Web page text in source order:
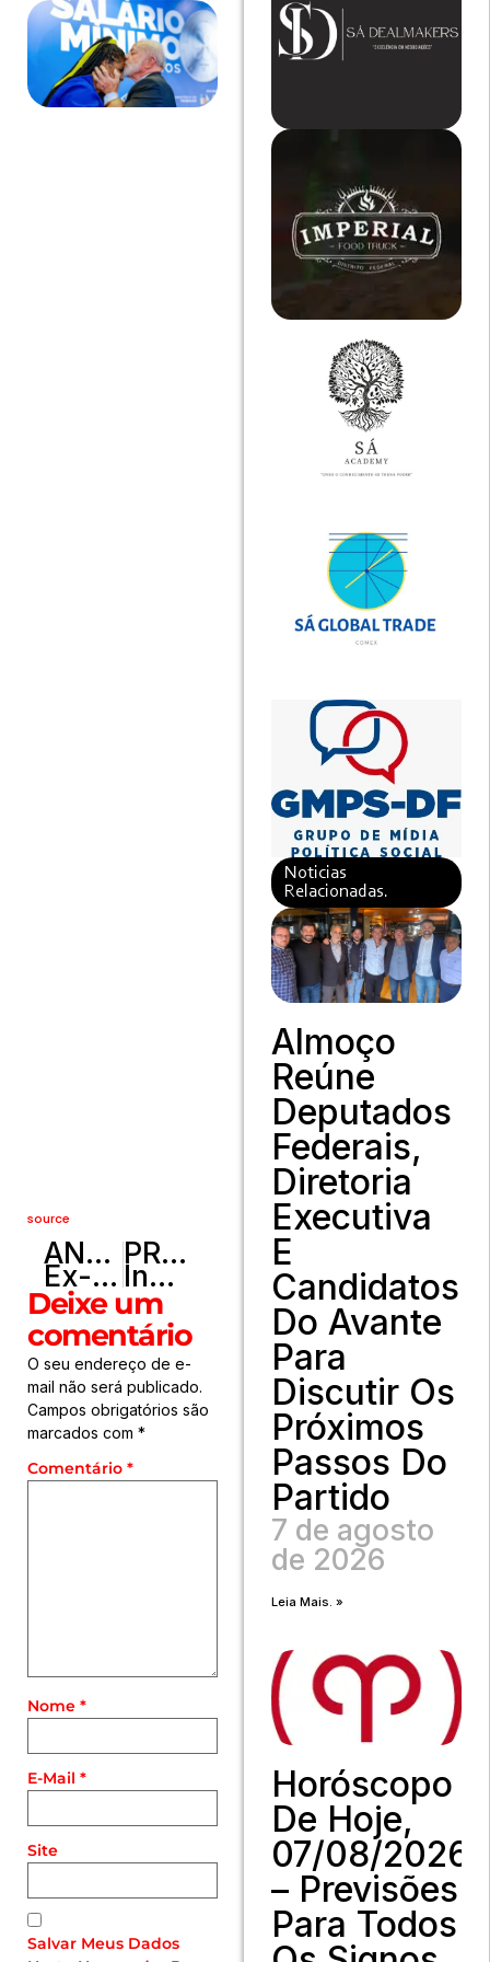
source
ANTERIOR
Ex-namorada de Pedro, do “BBB26”, expõe BO contra pai por agressão durante briga familiar
PRÓXIMO
Inmet emite alerta de tempestade, com possibilidade de queda de granizo para o fim de semana em Goiás
Deixe um
comentário
O seu endereço de e-
mail não será publicado.
Campos obrigatórios são
marcados com *
Comentário *
Nome *
E-Mail *
Site
Salvar Meus Dados
Noticias
Relacionadas.
Almoço
Reúne
Deputados
Federais,
Diretoria
Executiva
E
Candidatos
Do Avante
Para
Discutir Os
Próximos
Passos Do
Partido
7 de agosto
de 2026
Leia Mais. »
Horóscopo
De Hoje,
07/08/2026
– Previsões
Para Todos